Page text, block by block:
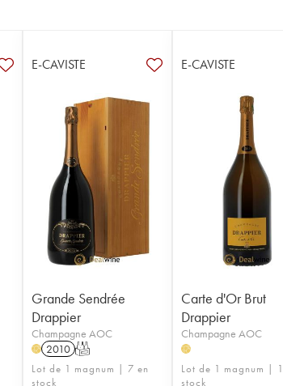
E-CAVISTE
Grande Sendrée
Drappier
Champagne AOC
H 2010 T
Lot de 1 magnum | 7 en
stock
E-CAVISTE
Carte d'Or Brut
Drappier
Champagne AOC
H
Lot de 1 magnum |
stock